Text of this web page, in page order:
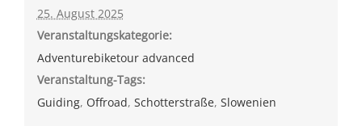
25. August 2025
Veranstaltungskategorie:
Adventurebiketour advanced
Veranstaltung-Tags:
Guiding, Offroad, Schotterstraße, Slowenien